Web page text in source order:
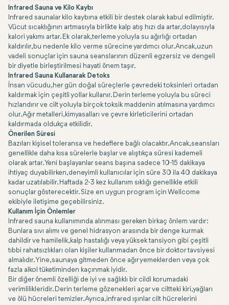
Infrared Sauna ve Kilo Kaybı
Infrared saunalar kilo kaybına etkili bir destek olarak kabul edilmiştir.
Vücut sıcaklığının artmasıyla birlikte kalp atış hızı da artar, dolayısıyla
kalori yakımı artar. Ek olarak, terleme yoluyla su ağırlığı ortadan
kaldırılır, bu nedenle kilo verme sürecine yardımcı olur. Ancak, uzun
vadeli sonuçlar için sauna seanslarının düzenli egzersiz ve dengeli
bir diyetle birleştirilmesi hayati önem taşır.
Infrared Sauna Kullanarak Detoks
İnsan vücudu, her gün doğal süreçlerle çevredeki toksinleri ortadan
kaldırmak için çeşitli yollar kullanır. Derin terleme yoluyla bu süreci
hızlandırır ve cilt yoluyla birçok toksik maddenin atılmasına yardımcı
olur. Ağır metalleri, kimyasalları ve çevre kirleticilerini ortadan
kaldırmada oldukça etkilidir.
Önerilen Süresi
Bazıları kişisel toleransa ve hedeflere bağlı olacaktır. Ancak, seansları
genellikle daha kısa sürelerle başlar ve alıştıkça süresi kademeli
olarak artar. Yeni başlayanlar seans başına sadece 10-15 dakikaya
ihtiyaç duyabilirken, deneyimli kullanıcılar için süre 30 ila 40 dakikaya
kadar uzatılabilir. Haftada 2-3 kez kullanım sıklığı genellikle etkili
sonuçlar gösterecektir. Size en uygun program için Wellcome
ekibiyle iletişime geçebilirsiniz.
Kullanım İçin Önlemler
Infrared sauna kullanımında alınması gereken birkaç önlem vardır:
Bunlara sıvı alımı ve genel hidrasyon arasında bir denge kurmak
dahildir ve hamilelik, kalp hastalığı veya yüksek tansiyon gibi çeşitli
tıbbi rahatsızlıkları olan kişiler kullanmadan önce bir doktor tavsiyesi
almalıdır. Yine, saunaya gitmeden önce ağır yemeklerden veya çok
fazla alkol tüketiminden kaçınmak iyidir.
Bir diğer önemli özelliği de iyi ve sağlıklı bir cildi korumadaki
verimlilikleridir. Derin terleme gözenekleri açar ve ciltteki kiri, yağları
ve ölü hücreleri temizler. Ayrıca, infrared ışınlar cilt hücrelerini